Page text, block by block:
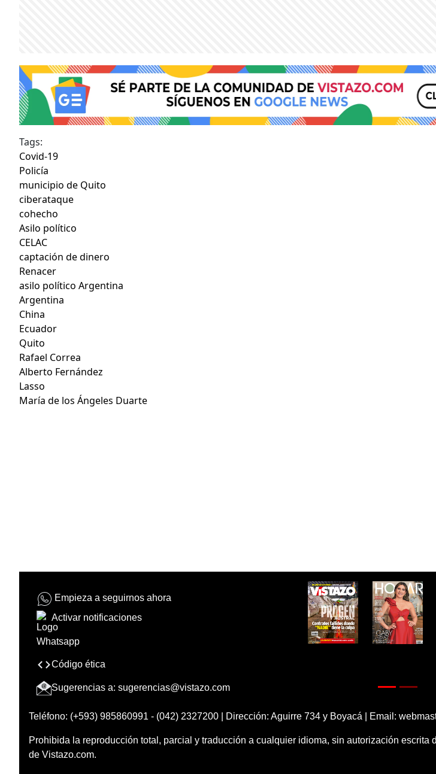
Tags:
Covid-19
Policía
municipio de Quito
ciberataque
cohecho
Asilo político
CELAC
captación de dinero
Renacer
asilo político Argentina
Argentina
China
Ecuador
Quito
Rafael Correa
Alberto Fernández
Lasso
María de los Ángeles Duarte
Empieza a seguirnos ahora
Activar notificaciones
Código ética
Sugerencias a: sugerencias@vistazo.com
Teléfono: (+593) 985860991 - (042) 2327200 | Dirección: Aguirre 734 y Boyacá | Email:
Prohibida la reproducción total, parcial y traducción a cualquier idioma, sin autorización escrita
de Vistazo.com.